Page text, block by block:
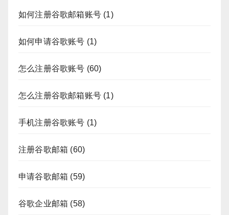
如何注册谷歌邮箱账号 (1)
如何申请谷歌账号 (1)
怎么注册谷歌账号 (60)
怎么注册谷歌邮箱账号 (1)
手机注册谷歌账号 (1)
注册谷歌邮箱 (60)
申请谷歌邮箱 (59)
谷歌企业邮箱 (58)